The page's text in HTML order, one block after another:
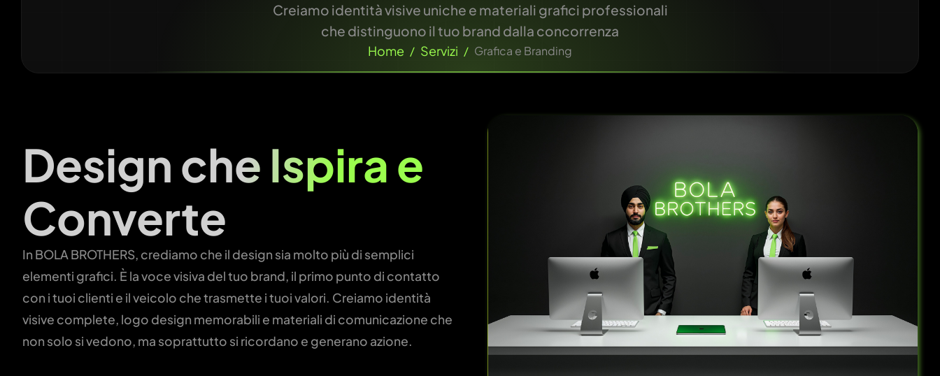
Creiamo identità visive uniche e materiali grafici professionali
che distinguono il tuo brand dalla concorrenza
Home / Servizi / Grafica e Branding
Design che Ispira e
Converte
In BOLA BROTHERS, crediamo che il design sia molto più di semplici
elementi grafici. È la voce visiva del tuo brand, il primo punto di contatto
con i tuoi clienti e il veicolo che trasmette i tuoi valori. Creiamo identità
visive complete, logo design memorabili e materiali di comunicazione che
non solo si vedono, ma soprattutto si ricordano e generano azione.